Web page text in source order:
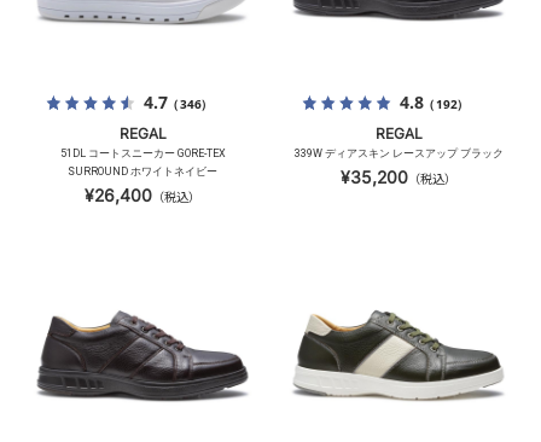
4.7（346）
REGAL
51DL コートスニーカー GORE-TEX
SURROUND ホワイトネイビー
¥26,400 （税込）
4.8（192）
REGAL
339W ディアスキン レースアップ ブラック
¥35,200 （税込）